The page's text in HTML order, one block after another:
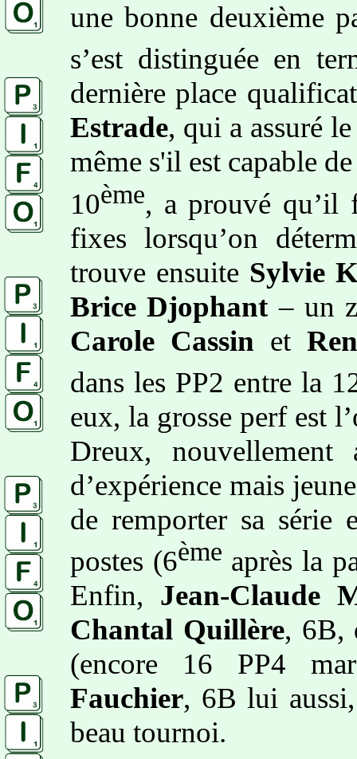
une bonne deuxième
s’est distinguée en
dernière place
Estrade, qui a assuré
même s'il est capable
10ème, a prouvé qu’il
fixes lorsqu’on
trouve ensuite Sylvie
Brice Djophant– un
Carole Cassin et
dans les PP2 entre la
eux, la grosse perf est
Dreux,
d’expérience mais
de remporter sa série
postes (6ème après la
Enfin, Jean-Claude
Chantal Quillère, 6B,
(encore 16 PP4
Fauchier, 6B lui
beau tournoi.